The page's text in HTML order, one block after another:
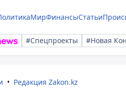
МирФинансыСтатьи
#Спецпроекты #Новая
Редакция Zakon.kz